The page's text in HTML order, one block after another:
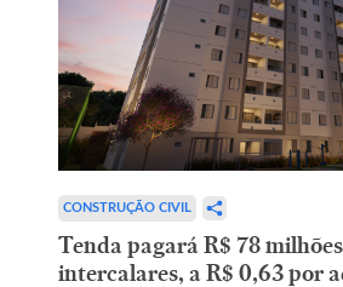
CONSTRUÇÃO CIVIL
Tenda pagará R$ 78
intercalares, a R$ 0,63 por